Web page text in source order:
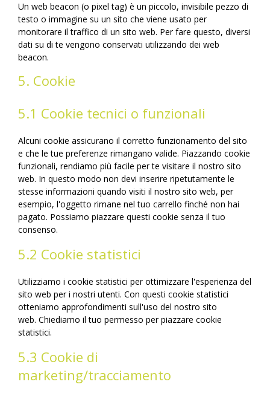
Un web beacon (o pixel tag) è un piccolo, invisibile pezzo di
testo o immagine su un sito che viene usato per
monitorare il traffico di un sito web. Per fare questo, diversi
dati su di te vengono conservati utilizzando dei web
beacon.
5. Cookie
5.1 Cookie tecnici o funzionali
Alcuni cookie assicurano il corretto funzionamento del sito
e che le tue preferenze rimangano valide. Piazzando cookie
funzionali, rendiamo più facile per te visitare il nostro sito
web. In questo modo non devi inserire ripetutamente le
stesse informazioni quando visiti il nostro sito web, per
esempio, l'oggetto rimane nel tuo carrello finché non hai
pagato. Possiamo piazzare questi cookie senza il tuo
consenso.
5.2 Cookie statistici
Utilizziamo i cookie statistici per ottimizzare l'esperienza del
sito web per i nostri utenti. Con questi cookie statistici
otteniamo approfondimenti sull'uso del nostro sito
web. Chiediamo il tuo permesso per piazzare cookie
statistici.
5.3 Cookie di
marketing/tracciamento